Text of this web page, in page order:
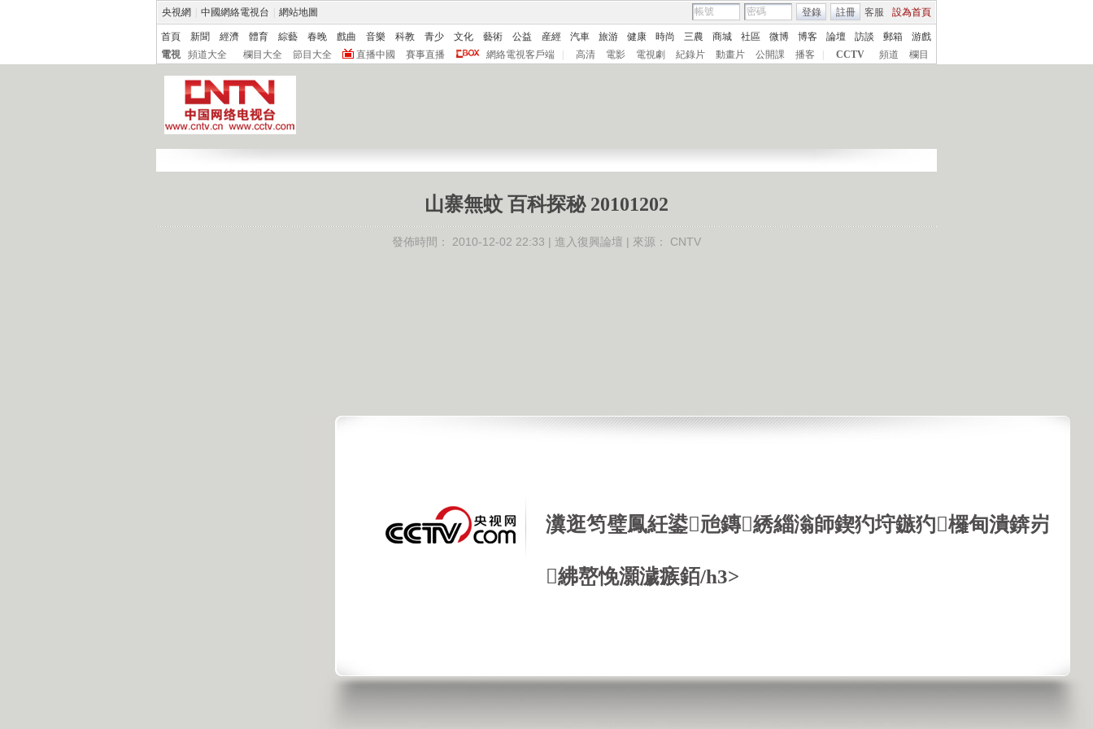
央視網 中國網絡電視台 網站地圖 客服 設為首頁
登錄 註冊
首頁 新聞 經濟 體育 綜藝 春晚 戲曲 音樂 科教 青少 文化 藝術 公益 産經 汽車 旅游 健康 時尚 三農 商城 社區 微博 博客 論壇 訪談 郵箱
游戲
電視
頻道大全 欄目大全 節目大全 直播中國 賽事直播 網絡電視客戶端 高清 電影 電視劇 紀錄片 動畫片 公開課 播客 CCTV 頻道 欄目
瀵逛笉璧鳳紝鍙兘鏄綉緇滃師鍥犳垨鏃犳欏甸潰錛岃
紼嶅悗灝濊瘯銆/h3>
山寨無蚊 百科探秘 20101202
發佈時間： 2010-12-02 22:33 | 進入復興論壇 | 來源： CNTV